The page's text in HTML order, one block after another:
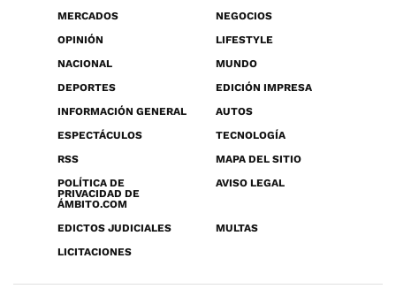
MERCADOS
NEGOCIOS
OPINIÓN
LIFESTYLE
NACIONAL
MUNDO
DEPORTES
EDICIÓN IMPRESA
INFORMACIÓN GENERAL
AUTOS
ESPECTÁCULOS
TECNOLOGÍA
RSS
MAPA DEL SITIO
POLÍTICA DE
PRIVACIDAD DE
ÁMBITO.COM
AVISO LEGAL
EDICTOS JUDICIALES
MULTAS
LICITACIONES